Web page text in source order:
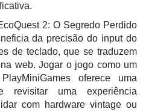
2: O Segredo Perdido
da precisão do input do
de teclado, que se traduzem
web. Jogar o jogo como um
oferece uma
revisitar uma experiência
com hardware vintage ou